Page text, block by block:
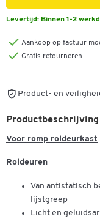
Levertijd: Binnen 1-2
Aankoop op factuur
Gratis retourneren
Product- en
Productbeschrijving
Voor romp roldeurkast
Roldeuren
Van antistatisch
lijstgreep
Licht en